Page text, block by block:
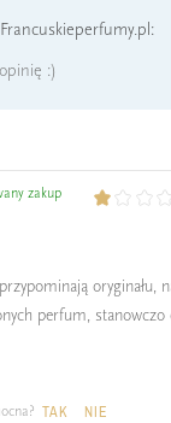
:)
zakup
oryginału,
perfum,
TAK NIE